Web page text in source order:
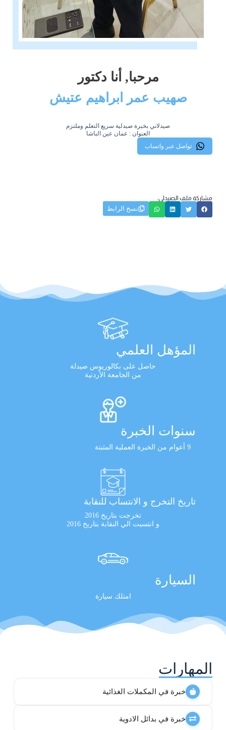
مرحبا, أنا دكتور
صهيب عمر ابراهيم عتيش
صيدلاني بخبرة صيدلية سريع التعلم وملتزم
العنوان : عمان عين الباشا
تواصل عبر واتساب
مشاركة ملف الصيدلي:
نسخ الرابط
المؤهل العلمي
حاصل على بكالوريوس صيدلة
من الجامعة الأردنية
سنوات الخبرة
9 أعوام من الخبرة العملية المثبتة
تاريخ التخرج و الانتساب للنقابة
تخرجت بتاريخ 2016
و انتسبت الي النقابة بتاريخ 2016
السيارة
امتلك سيارة
المهارات
خبرة في المكملات الغذائية
خبرة في بدائل الادوية